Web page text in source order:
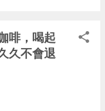
啡，喝起
久不會退